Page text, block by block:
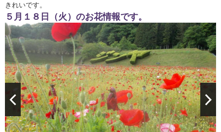
きれいです。
５月１８日（火）のお花情報です。